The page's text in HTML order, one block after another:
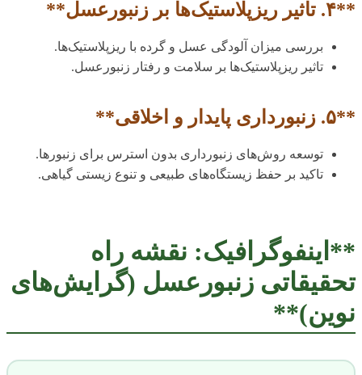
**۴. تاثیر ریزپلاستیک‌ها بر زنبورعسل**
بررسی میزان آلودگی عسل و گرده با ریزپلاستیک‌ها.
تاثیر ریزپلاستیک‌ها بر سلامت و رفتار زنبورعسل.
**۵. زنبورداری پایدار و اخلاقی**
توسعه روش‌های زنبورداری بدون استرس برای زنبورها.
تاکید بر حفظ زیستگاه‌های طبیعی و تنوع زیستی گیاهی.
**اینفوگرافیک: نقشه راه
تحقیقاتی زنبورعسل (گرایش‌های
نوین)**